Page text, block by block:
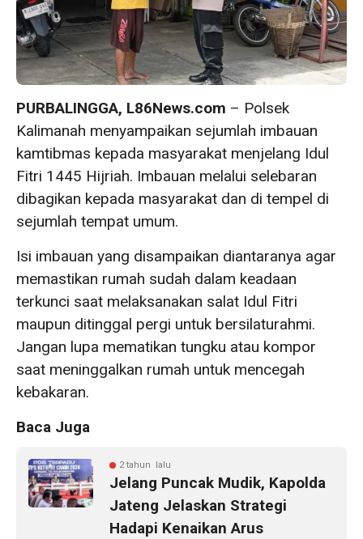
PURBALINGGA, L86News.com – Polsek
Kalimanah menyampaikan sejumlah imbauan
kamtibmas kepada masyarakat menjelang Idul
Fitri 1445 Hijriah. Imbauan melalui selebaran
dibagikan kepada masyarakat dan di tempel di
sejumlah tempat umum.
Isi imbauan yang disampaikan diantaranya agar
memastikan rumah sudah dalam keadaan
terkunci saat melaksanakan salat Idul Fitri
maupun ditinggal pergi untuk bersilaturahmi.
Jangan lupa mematikan tungku atau kompor
saat meninggalkan rumah untuk mencegah
kebakaran.
Baca Juga
2 tahun lalu
Jelang Puncak Mudik, Kapolda
Jateng Jelaskan Strategi
Hadapi Kenaikan Arus